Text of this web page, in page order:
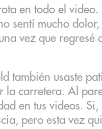
en todo el
sentí mucho
vez que regresé
también usaste
la carretera. Al
en tus videos. Si,
pero esta vez